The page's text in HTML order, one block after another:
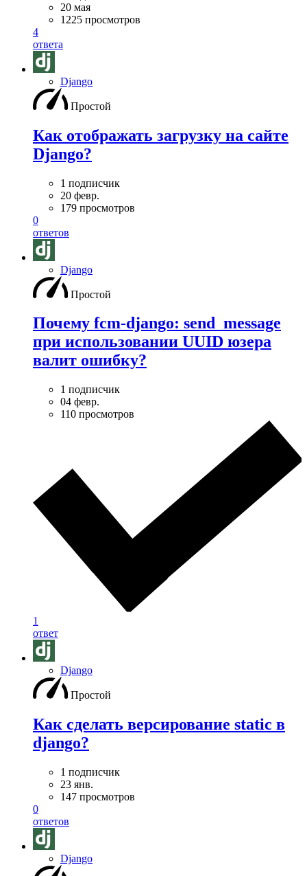
20 мая
1225 просмотров
4
ответа
Django
Простой
Как отображать загрузку на сайте
Django?
1 подписчик
20 февр.
179 просмотров
0
ответов
Django
Простой
Почему fcm-django: send_message
при использовании UUID юзера
валит ошибку?
1 подписчик
04 февр.
110 просмотров
1
ответ
Django
Простой
Как сделать версирование static в
django?
1 подписчик
23 янв.
147 просмотров
0
ответов
Django